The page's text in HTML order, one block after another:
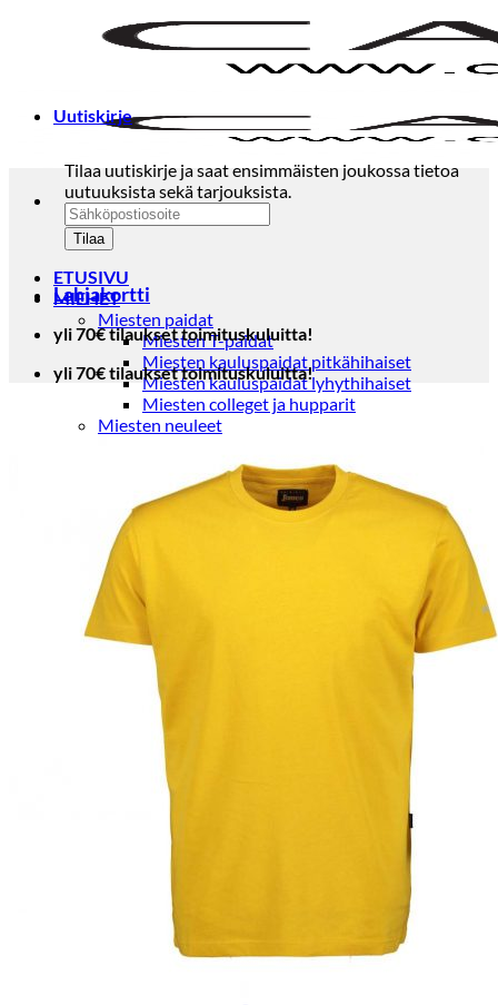
ETUSIVU
MIEHET
Miesten paidat
Miesten T-paidat
Miesten kauluspaidat pitkähihaiset
Miesten kauluspaidat lyhythihaiset
Miesten colleget ja hupparit
Miesten neuleet
Miesten neuletakit
Puvut ja blazerit
Puvut
Miesten housut
Miesten farkut
Miesten collegehousut
Miesten shortsit
Miesten asusteet
Vyöt ja olkaimet
Solmiot, rusetit ja taskuliinat
Miesten päähineet, huivit ja käsineet
Miesten yöasut ja alusvaatteet
Miesten alusvaatteet
Miesten sukat
Miesten aamutakit ja kylpytakit
Miesten takit
Miesten kevät-ja syystakit
Miesten villakangastakit
Miesten talvitakit
Uutiskirje
Tilaa uutiskirje ja saat ensimmäisten joukossa tietoa
uutuuksista sekä tarjouksista.
Lahjakortti
yli 70€ tilaukset toimituskuluitta!
yli 70€ tilaukset toimituskuluitta!